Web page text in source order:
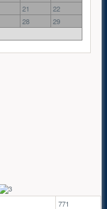
21
22
28
29
771